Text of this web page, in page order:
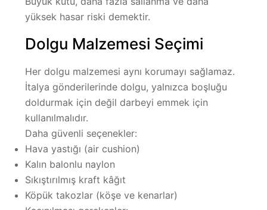
yüksek hasar riski demektir.
Dolgu Malzemesi Seçimi
Her dolgu malzemesi aynı korumayı sağlamaz.
İtalya gönderilerinde dolgu, yalnızca boşluğu
doldurmak için değil darbeyi emmek için
kullanılmalıdır.
Daha güvenli seçenekler:
Hava yastığı (air cushion)
Kalın balonlu naylon
Sıkıştırılmış kraft kâğıt
Köpük takozlar (köşe ve kenarlar)